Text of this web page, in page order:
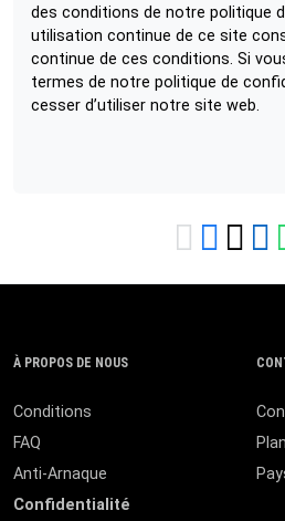
des conditions de notre politique
utilisation continue de ce site
continue de ces conditions. Si
termes de notre politique de
cesser d’utiliser notre site web.
À PROPOS DE NOUS
Conditions
FAQ
Anti-Arnaque
Confidentialité